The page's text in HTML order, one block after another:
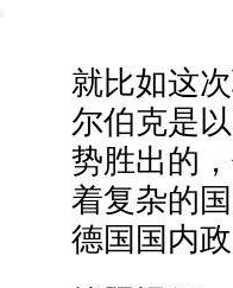
就比如这
尔伯克是
势胜出的
着复杂的
德国国内